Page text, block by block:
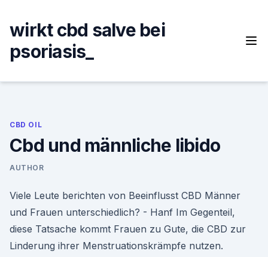
content
wirkt cbd salve bei
psoriasis_
CBD OIL
Cbd und männliche libido
AUTHOR
Viele Leute berichten von Beeinflusst CBD Männer
und Frauen unterschiedlich? - Hanf Im Gegenteil,
diese Tatsache kommt Frauen zu Gute, die CBD zur
Linderung ihrer Menstruationskrämpfe nutzen.